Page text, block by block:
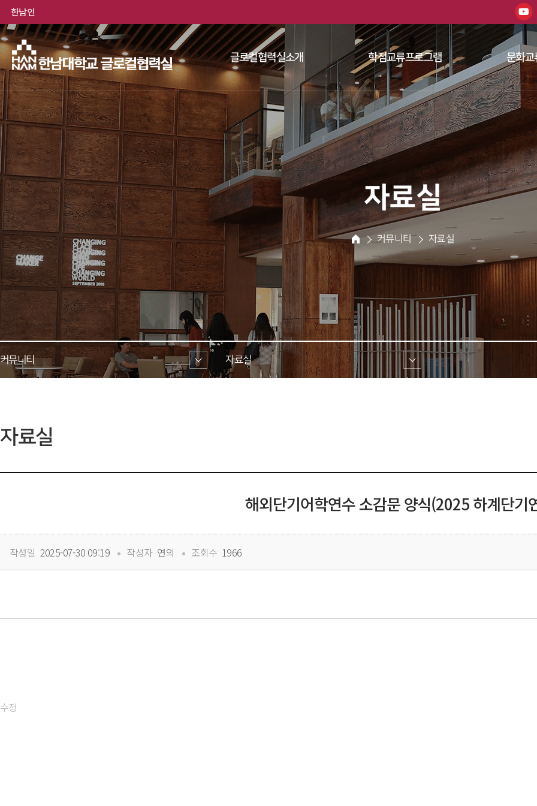
한남대학교
한남인
글로컬협력실소개 학점교류프로그램 문화
자료실
HOME
커뮤니티 자료실
커뮤니티 자료실
자료실
해외단기어학연수 소감문 양식(2025 하계단기
작성일 2025-07-30 09:19 작성자 연의 조회수 1966
수정